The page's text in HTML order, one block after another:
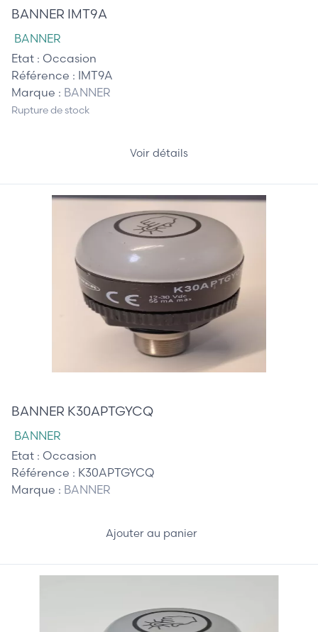
BANNER IMT9A
BANNER
Etat : Occasion
Référence : IMT9A
Marque : BANNER
Rupture de stock
Voir détails
BANNER K30APTGYCQ
BANNER
Etat : Occasion
Référence : K30APTGYCQ
Marque : BANNER
Ajouter au panier